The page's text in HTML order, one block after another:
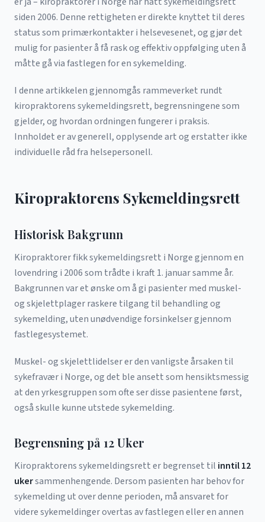
siden 2006. Denne rettigheten er direkte knyttet til deres
status som primærkontakter i helsevesenet, og gjør det
mulig for pasienter å få rask og effektiv oppfølging uten å
måtte gå via fastlegen for en sykemelding.
I denne artikkelen gjennomgås rammeverket rundt
kiropraktorens sykemeldingsrett, begrensningene som
gjelder, og hvordan ordningen fungerer i praksis.
Innholdet er av generell, opplysende art og erstatter ikke
individuelle råd fra helsepersonell.
Kiropraktorens Sykemeldingsrett
Historisk Bakgrunn
Kiropraktorer fikk sykemeldingsrett i Norge gjennom en
lovendring i 2006 som trådte i kraft 1. januar samme år.
Bakgrunnen var et ønske om å gi pasienter med muskel-
og skjelettplager raskere tilgang til behandling og
sykemelding, uten unødvendige forsinkelser gjennom
fastlegesystemet.
Muskel- og skjelettlidelser er den vanligste årsaken til
sykefravær i Norge, og det ble ansett som hensiktsmessig
at den yrkesgruppen som ofte ser disse pasientene først,
også skulle kunne utstede sykemelding.
Begrensning på 12 Uker
Kiropraktorens sykemeldingsrett er begrenset til inntil 12
ukersammenhengende. Dersom pasienten har behov for
sykemelding ut over denne perioden, må ansvaret for
videre sykemeldinger overtas av fastlegen eller en annen